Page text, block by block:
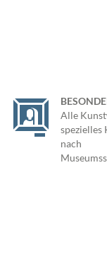
Alle
spezielles
nach